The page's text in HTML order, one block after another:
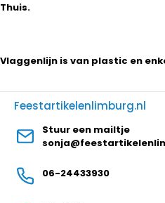
Thuis.
Vlaggenlijn is van plastic en
Feestartikelenlimburg.nl
Stuur een mailtje
06-24433930